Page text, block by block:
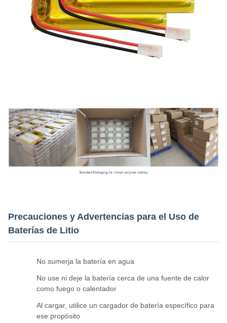
Precauciones y Advertencias para el Uso de
Baterías de Litio
No sumerja la batería en agua
No use ni deje la batería cerca de una fuente de calor
como fuego o calentador
Al cargar, utilice un cargador de batería específico para
ese propósito